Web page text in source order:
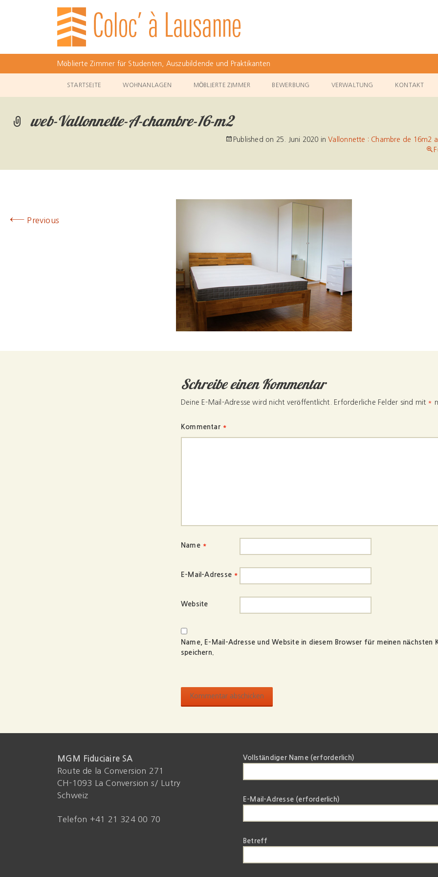
Möblierte Zimmer für Studenten, Auszubildende und Praktikanten
STARTSEITE WOHNANLAGEN MÖBLIERTE ZIMMER BEWERBUNG VERWALTUNG KONTAKT
web-Vallonnette-A-chambre-16-m2
Published on 25. Juni 2020 inVallonnette : Chambre de 16m2
← Previous
Schreibe einen Kommentar
Deine E-Mail-Adresse wird nicht veröffentlicht. Erforderliche Felder sind mit *
Kommentar *
Name *
E-Mail-Adresse *
Website
Name, E-Mail-Adresse und Website in diesem Browser für meinen nächsten
speichern.
MGM Fiduciaire SA
Route de la Conversion 271
CH-1093 La Conversion s/ Lutry
Schweiz
Telefon +41 21 324 00 70
Vollständiger Name (erforderlich)
E-Mail-Adresse (erforderlich)
Betreff